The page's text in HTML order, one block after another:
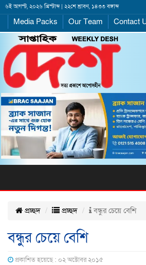
৬ই আগস্ট, ২০২৬ খ্রিস্টাব্দ | ২২শে শ্রাবণ, ১৪৩৩ বঙ্গাব্দ
Media Packs Our Team Contact
প্রচ্ছদ প্রচ্ছদ বন্ধুর চেয়ে বেশি
বন্ধুর চেয়ে বেশি
প্রকাশিত হয়েছে : ০২ অক্টোবর ২০১৫